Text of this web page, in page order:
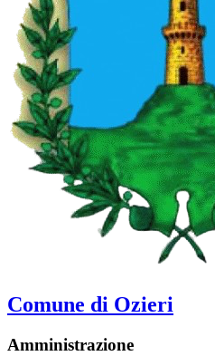
Comune di Ozieri
Amministrazione